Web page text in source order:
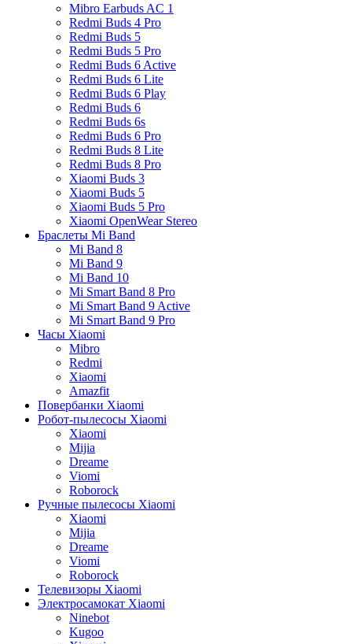
Mibro Earbuds AC 1
Redmi Buds 4 Pro
Redmi Buds 5
Redmi Buds 5 Pro
Redmi Buds 6 Active
Redmi Buds 6 Lite
Redmi Buds 6 Play
Redmi Buds 6
Redmi Buds 6s
Redmi Buds 6 Pro
Redmi Buds 8 Lite
Redmi Buds 8 Pro
Xiaomi Buds 3
Xiaomi Buds 5
Xiaomi Buds 5 Pro
Xiaomi OpenWear Stereo
Браслеты Mi Band
Mi Band 8
Mi Band 9
Mi Band 10
Mi Smart Band 8 Pro
Mi Smart Band 9 Active
Mi Smart Band 9 Pro
Часы Xiaomi
Mibro
Redmi
Xiaomi
Amazfit
Повербанки Xiaomi
Робот-пылесосы Xiaomi
Xiaomi
Mijia
Dreame
Viomi
Roborock
Ручные пылесосы Xiaomi
Xiaomi
Mijia
Dreame
Viomi
Roborock
Телевизоры Xiaomi
Электросамокат Xiaomi
Ninebot
Kugoo